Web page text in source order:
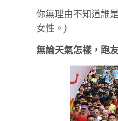
你無理由不知道誰是
女性。 )
無論天氣怎樣，跑